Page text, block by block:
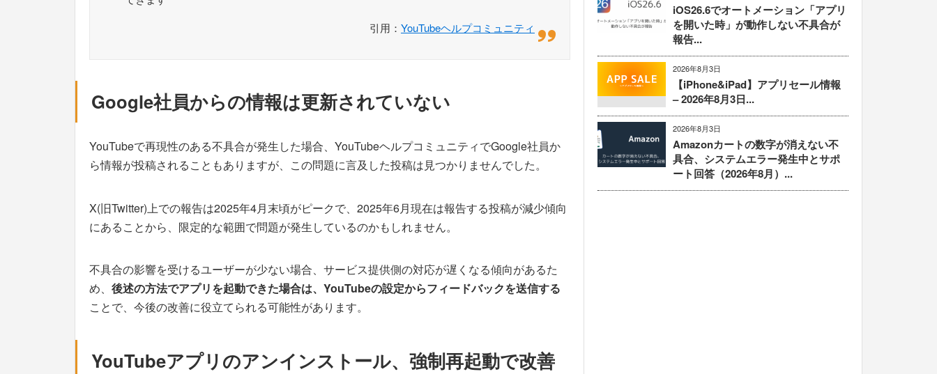
引用： YouTubeヘルプコミュニティ
Google社員からの情報は更新されていない
YouTubeで再現性のある不具合が発生した場合、YouTubeヘルプコミュニティでGoogle社員か
ら情報が投稿されることもありますが、この問題に言及した投稿は見つかりませんでした。
X(旧Twitter)上での報告は2025年4月末頃がピークで、2025年6月現在は報告する投稿が減少傾向
にあることから、限定的な範囲で問題が発生しているのかもしれません。
不具合の影響を受けるユーザーが少ない場合、サービス提供側の対応が遅くなる傾向があるた
め、 後述の方法でアプリを起動できた場合は、YouTubeの設定からフィードバックを送信する
ことで、今後の改善に役立てられる可能性があります。
YouTubeアプリのアンインストール、強制再起動で改善
iOS26.6でオートメーション「アプリ
を開いた時」が動作しない不具合が
報告...
2026年8月3日
【iPhone&iPad】アプリセール情報
– 2026年8月3日...
2026年8月3日
Amazonカートの数字が消えない不
具合、システムエラー発生中とサポ
ート回答（2026年8月）...